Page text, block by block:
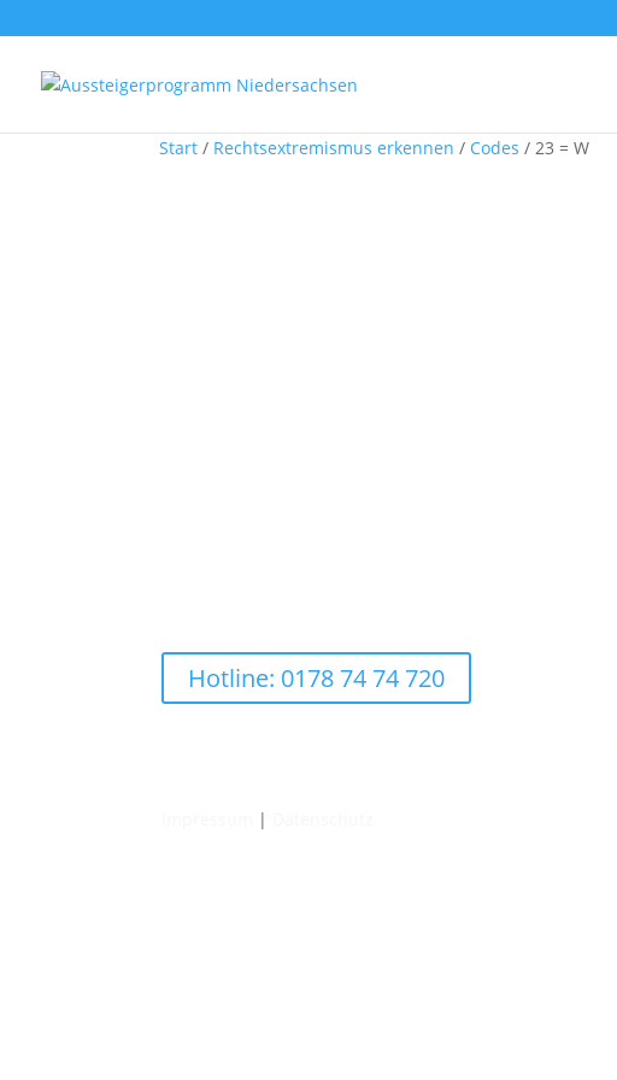
Start / Rechtsextremismus erkennen / Codes / 23 = W
Hotline: 0178 74 74 720
|